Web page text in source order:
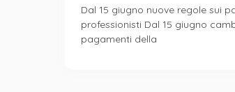
Dal 15 giugno nuove regole sui
professionisti Dal 15 giugno
pagamenti della